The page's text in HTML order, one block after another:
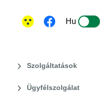
Hu
Szolgáltatások
Ügyfélszolgálat